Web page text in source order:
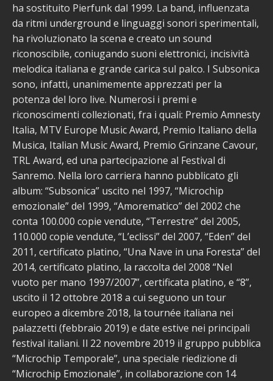
ha sostituito Pierfunk dal 1999. La band, influenzata
da ritmi underground e linguaggi sonori sperimentali,
ha rivoluzionato la scena e creato un sound
riconoscibile, coniugando suoni elettronici, incisività
melodica italiana e grande carica sul palco. I Subsonica
sono, infatti, unanimemente apprezzati per la
potenza del loro live. Numerosi i premi e
riconoscimenti collezionati, fra i quali: Premio Amnesty
Italia, MTV Europe Music Award, Premio Italiano della
Musica, Italian Music Award, Premio Grinzane Cavour,
TRL Award, ed una partecipazione al Festival di
Sanremo. Nella loro carriera hanno pubblicato gli
album: “Subsonica” uscito nel 1997, “Microchip
emozionale” del 1999, “Amorematico” del 2002 che
conta 100.000 copie vendute, “Terrestre” del 2005,
110.000 copie vendute, “L’eclissi” del 2007, “Eden” del
2011, certificato platino, “Una Nave in una Foresta” del
2014, certificato platino, la raccolta del 2008 “Nel
vuoto per mano 1997/2007”, certificata platino, e “8”,
uscito il 12 ottobre 2018 a cui seguono un tour
europeo a dicembre 2018, la tournée italiana nei
palazzetti (febbraio 2019) e date estive nei principali
festival italiani. Il 22 novembre 2019 il gruppo pubblica
“Microchip Temporale”, una speciale riedizione di
“Microchip Emozionale”, in collaborazione con 14